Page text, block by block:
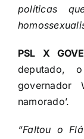
políticas
PSL X
deputado,
governador
namorado’.
“Faltou o